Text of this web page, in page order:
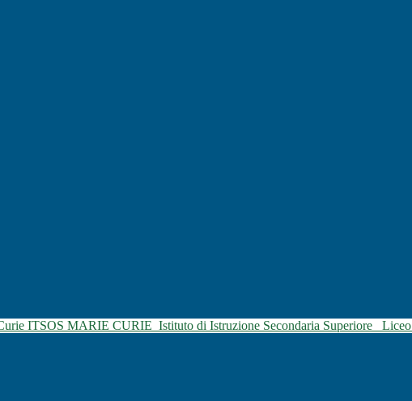
ITSOS MARIE CURIE Istituto di Istruzione Secondaria Superiore